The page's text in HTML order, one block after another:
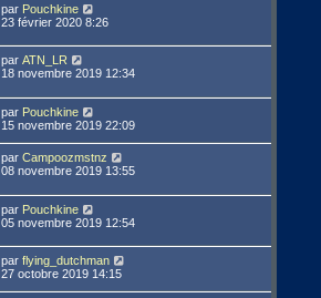
par Pouchkine
23 février 2020 8:26
par ATN_LR
18 novembre 2019 12:34
par Pouchkine
15 novembre 2019 22:09
par Campoozmstnz
08 novembre 2019 13:55
par Pouchkine
05 novembre 2019 12:54
par flying_dutchman
27 octobre 2019 14:15